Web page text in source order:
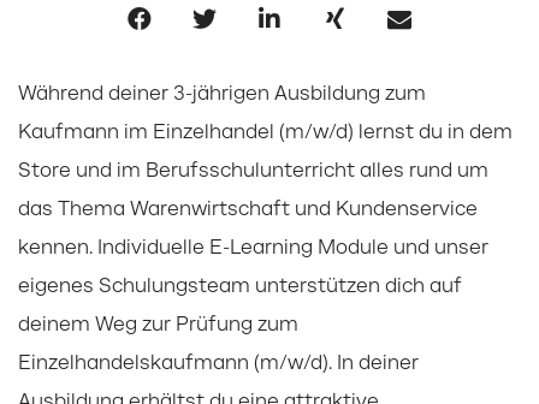
Während deiner 3-jährigen Ausbildung zum
Kaufmann im Einzelhandel (m/w/d) lernst du in dem
Store und im Berufsschulunterricht alles rund um
das Thema Warenwirtschaft und Kundenservice
kennen. Individuelle E-Learning Module und unser
eigenes Schulungsteam unterstützen dich auf
deinem Weg zur Prüfung zum
Einzelhandelskaufmann (m/w/d). In deiner